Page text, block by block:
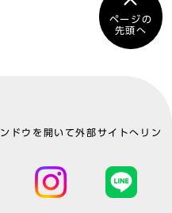
ページの
先頭へ
ドウを開いて外部サイトへリン